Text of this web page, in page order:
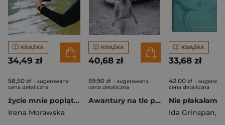
KSIĄŻKA
34,49 zł
58,50 zł - sugerowana
cena detaliczna
życie mnie poplątało
Irena Morawska
KSIĄŻKA
40,68 zł
59,90 zł - sugerowana
cena detaliczna
Awantury na tle powszechnego ciążenia
KSIĄŻKA
33,68 zł
42,00 zł -
cena detaliczna
Ida Grinspan,